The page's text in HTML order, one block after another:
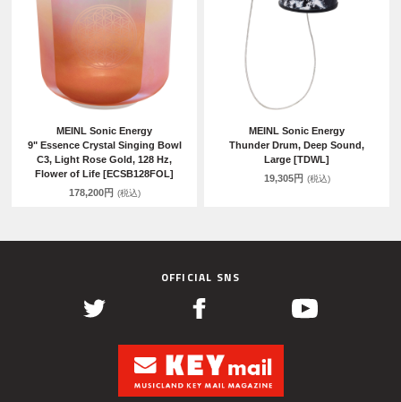
MEINL Sonic Energy
9" Essence Crystal Singing Bowl
C3, Light Rose Gold, 128 Hz,
Flower of Life [ECSB128FOL]
178,200円 (税込)
MEINL Sonic Energy
Thunder Drum, Deep Sound,
Large [TDWL]
19,305円 (税込)
OFFICIAL SNS